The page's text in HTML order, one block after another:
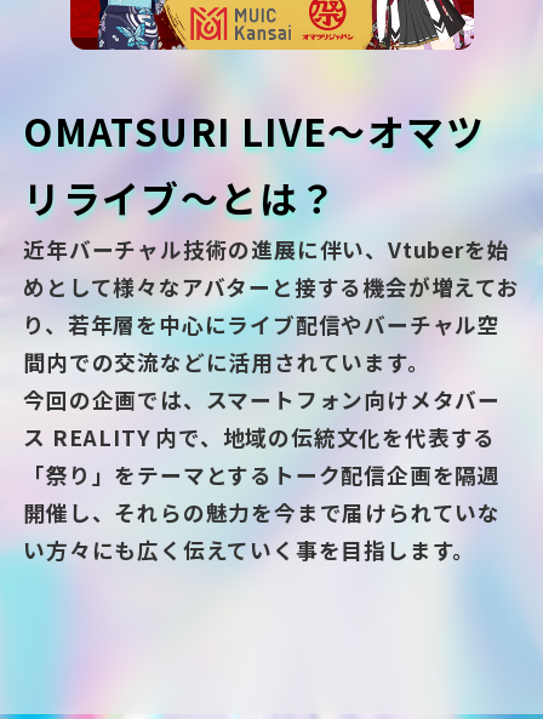
OMATSURI LIVE～オマツ
リライブ～とは？
近年バーチャル技術の進展に伴い、Vtuberを始
めとして様々なアバターと接する機会が増えてお
り、若年層を中心にライブ配信やバーチャル空
間内での交流などに活用されています。
今回の企画では、スマートフォン向けメタバー
ス REALITY 内で、地域の伝統文化を代表する
「祭り」をテーマとするトーク配信企画を隔週
開催し、それらの魅力を今まで届けられていな
い方々にも広く伝えていく事を目指します。